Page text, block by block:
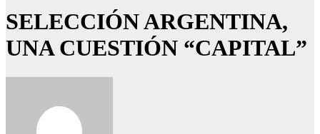
SELECCIÓN ARGENTINA,
UNA CUESTIÓN “CAPITAL”